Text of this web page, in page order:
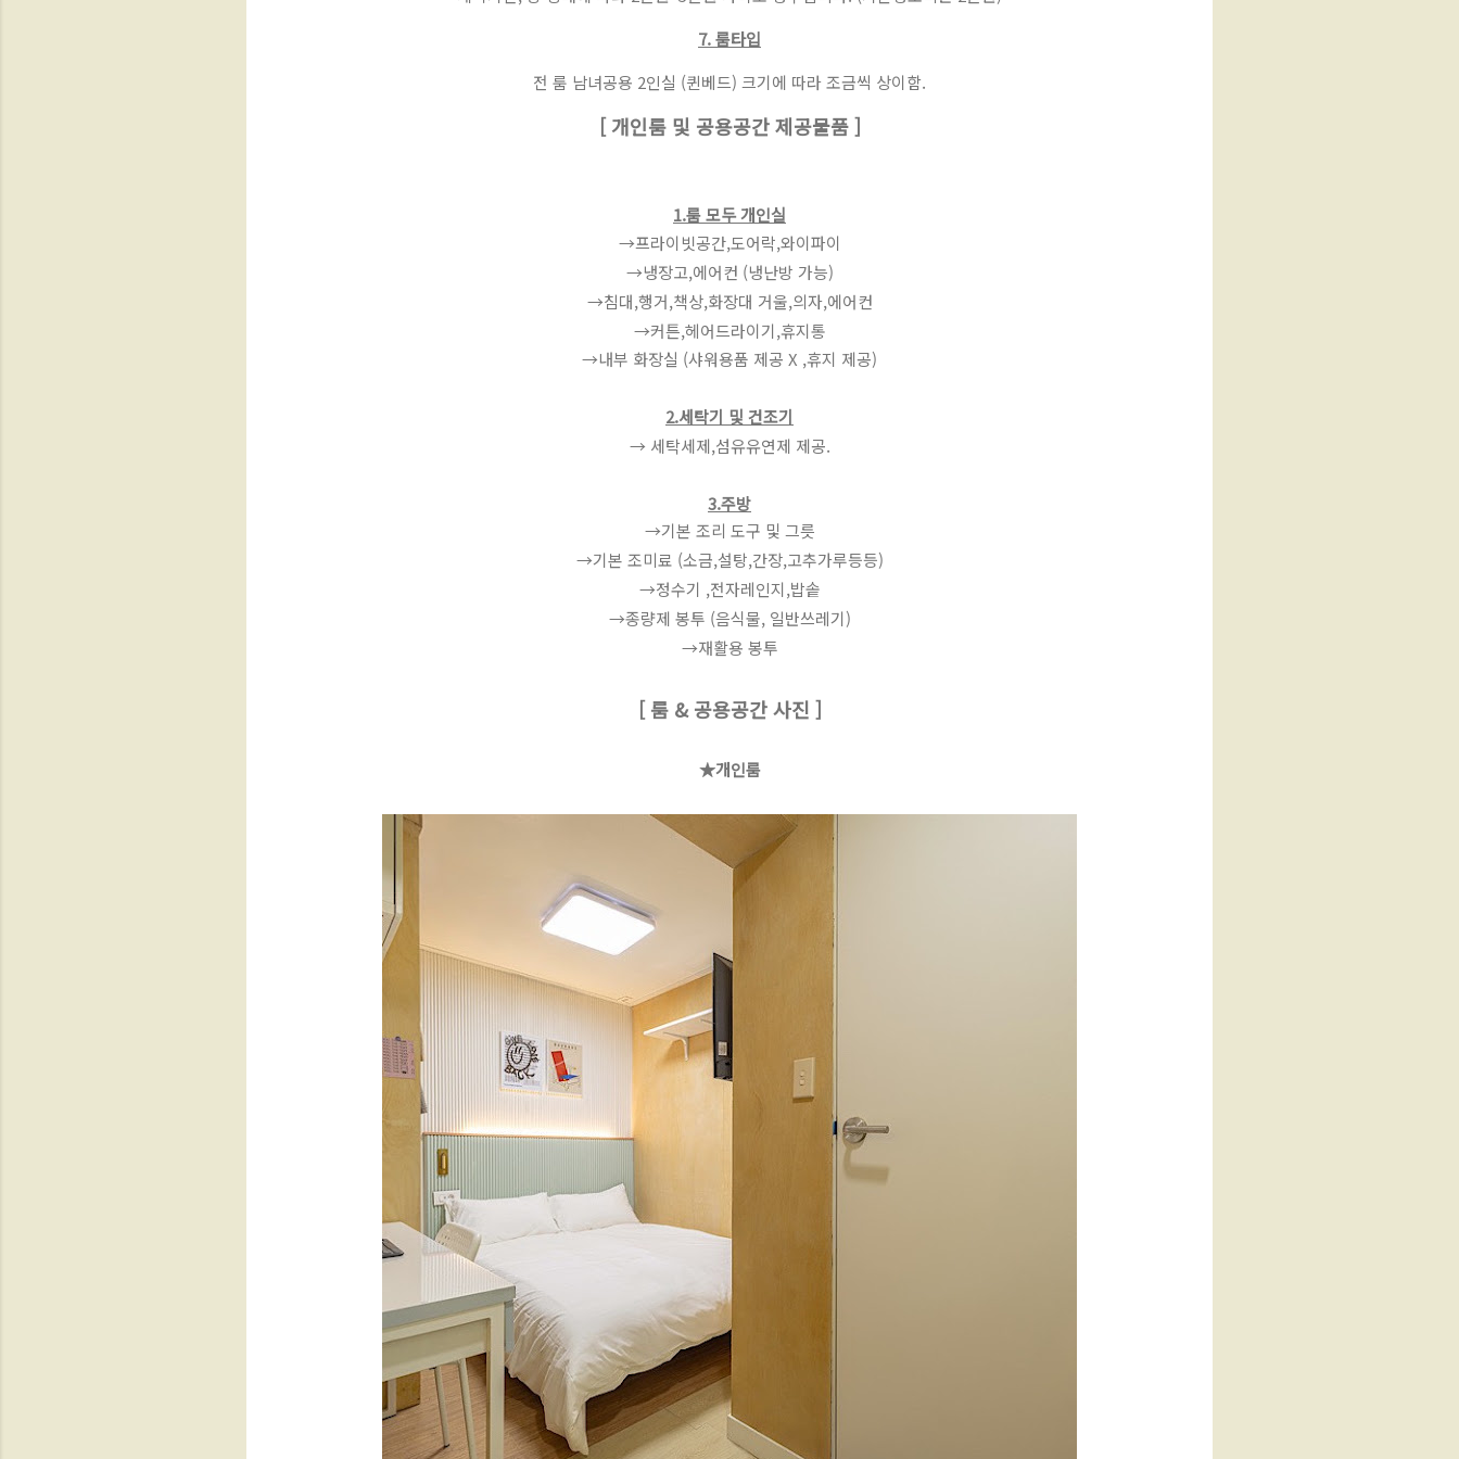
7. 룸타입
전 룸 남녀공용 2인실 (퀸베드) 크기에 따라 조금씩 상이함.
[ 개인룸 및 공용공간 제공물품 ]
1.룸 모두 개인실
→프라이빗공간,도어락,와이파이
→냉장고,에어컨 (냉난방 가능)
→침대,행거,책상,화장대 거울,의자,에어컨
→커튼,헤어드라이기,휴지통
​→내부 화장실 (샤워용품 제공 X ,휴지 제공)
2.세탁기 및 건조기
→ 세탁세제,섬유유연제 제공.
3.주방
→기본 조리 도구 및 그릇
→기본 조미료 (소금,설탕,간장,고추가루등등)
→정수기 ,전자레인지,밥솥
→종량제 봉투 (음식물, 일반쓰레기)
​→재활용 봉투
[ 룸 & 공용공간 사진 ]
★개인룸